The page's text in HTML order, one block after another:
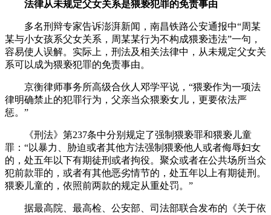
法律从未规定父女关系是猥亵犯罪的免责事由
多名刑辩专家告诉澎湃新闻，南昌铁路公安通报中“周某
某与小女孩系父女关系，周某某行为不构成猥亵违法”一句，
容易使人误解。实际上，刑法及相关法律中，从未规定父女关
系可以成为猥亵犯罪的免责事由。
京衡律师事务所高级合伙人邓学平说，“猥亵作为一项法
律明确禁止的犯罪行为，父亲当众猥亵女儿，更要依法严
惩。”
《刑法》第237条中分别规定了强制猥亵罪和猥亵儿童
罪：“以暴力、胁迫或者其他方法强制猥亵他人或者侮辱妇女
的，处五年以下有期徒刑或者拘役。聚众或者在公共场所当众
犯前款罪的，或者有其他恶劣情节的，处五年以上有期徒刑。
猥亵儿童的，依照前两款的规定从重处罚。”
据最高院、最高检、公安部、司法部联合发布的《关于依